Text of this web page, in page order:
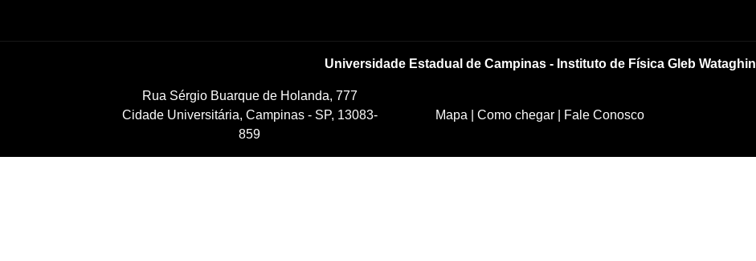
Universidade Estadual de Campinas - Instituto de Física Gleb Wataghin
Rua Sérgio Buarque de Holanda, 777
Cidade Universitária, Campinas - SP, 13083-
859
Mapa Como chegar Fale Conosco